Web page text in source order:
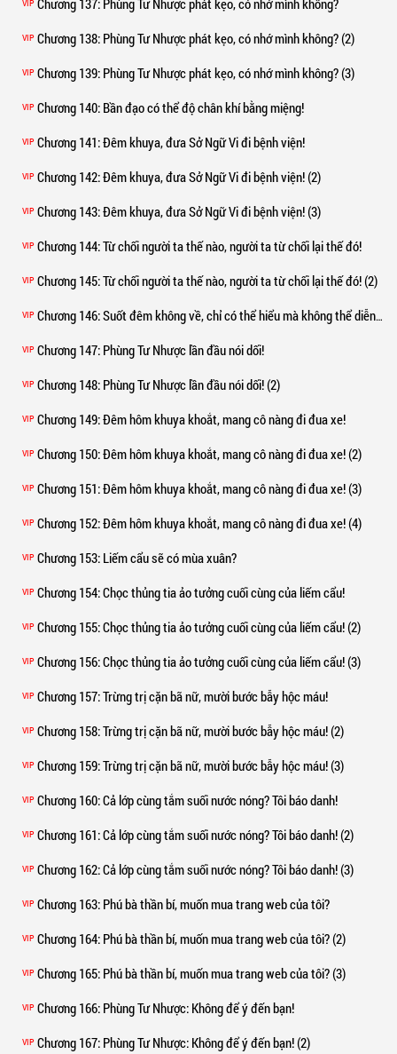
VIP Chương 137: Phùng Tư Nhược phát kẹo, có nhớ mình không?
VIP Chương 138: Phùng Tư Nhược phát kẹo, có nhớ mình không? (2)
VIP Chương 139: Phùng Tư Nhược phát kẹo, có nhớ mình không? (3)
VIP Chương 140: Bần đạo có thể độ chân khí bằng miệng!
VIP Chương 141: Đêm khuya, đưa Sở Ngữ Vi đi bệnh viện!
VIP Chương 142: Đêm khuya, đưa Sở Ngữ Vi đi bệnh viện! (2)
VIP Chương 143: Đêm khuya, đưa Sở Ngữ Vi đi bệnh viện! (3)
VIP Chương 144: Từ chối người ta thế nào, người ta từ chối lại thế đó!
VIP Chương 145: Từ chối người ta thế nào, người ta từ chối lại thế đó! (2)
VIP Chương 146: Suốt đêm không về, chỉ có thể hiểu mà không thể diễn tả bằng lời!
VIP Chương 147: Phùng Tư Nhược lần đầu nói dối!
VIP Chương 148: Phùng Tư Nhược lần đầu nói dối! (2)
VIP Chương 149: Đêm hôm khuya khoắt, mang cô nàng đi đua xe!
VIP Chương 150: Đêm hôm khuya khoắt, mang cô nàng đi đua xe! (2)
VIP Chương 151: Đêm hôm khuya khoắt, mang cô nàng đi đua xe! (3)
VIP Chương 152: Đêm hôm khuya khoắt, mang cô nàng đi đua xe! (4)
VIP Chương 153: Liếm cẩu sẽ có mùa xuân?
VIP Chương 154: Chọc thủng tia ảo tưởng cuối cùng của liếm cẩu!
VIP Chương 155: Chọc thủng tia ảo tưởng cuối cùng của liếm cẩu! (2)
VIP Chương 156: Chọc thủng tia ảo tưởng cuối cùng của liếm cẩu! (3)
VIP Chương 157: Trừng trị cặn bã nữ, mười bước bẫy hộc máu!
VIP Chương 158: Trừng trị cặn bã nữ, mười bước bẫy hộc máu! (2)
VIP Chương 159: Trừng trị cặn bã nữ, mười bước bẫy hộc máu! (3)
VIP Chương 160: Cả lớp cùng tắm suối nước nóng? Tôi báo danh!
VIP Chương 161: Cả lớp cùng tắm suối nước nóng? Tôi báo danh! (2)
VIP Chương 162: Cả lớp cùng tắm suối nước nóng? Tôi báo danh! (3)
VIP Chương 163: Phú bà thần bí, muốn mua trang web của tôi?
VIP Chương 164: Phú bà thần bí, muốn mua trang web của tôi? (2)
VIP Chương 165: Phú bà thần bí, muốn mua trang web của tôi? (3)
VIP Chương 166: Phùng Tư Nhược: Không để ý đến bạn!
VIP Chương 167: Phùng Tư Nhược: Không để ý đến bạn! (2)